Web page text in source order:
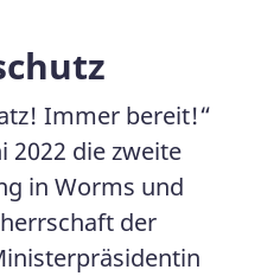
Immer bereit!“
2022 die zweite
in Worms und
der